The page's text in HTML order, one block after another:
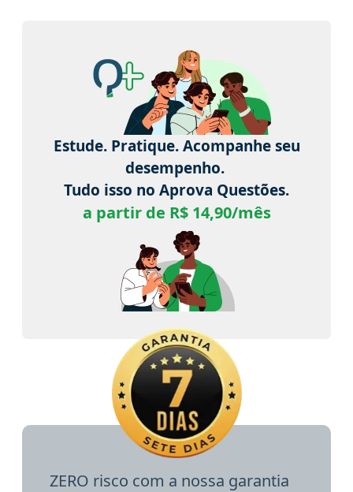
Estude. Pratique. Acompanhe seu
desempenho.
Tudo isso no Aprova Questões.
a partir de R$ 14,90/mês
ZERO risco com a nossa garantia